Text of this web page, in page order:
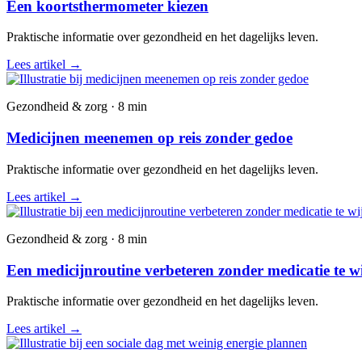
Een koortsthermometer kiezen
Praktische informatie over gezondheid en het dagelijks leven.
Lees artikel →
Gezondheid & zorg · 8 min
Medicijnen meenemen op reis zonder gedoe
Praktische informatie over gezondheid en het dagelijks leven.
Lees artikel →
Gezondheid & zorg · 8 min
Een medicijnroutine verbeteren zonder medicatie te
Praktische informatie over gezondheid en het dagelijks leven.
Lees artikel →